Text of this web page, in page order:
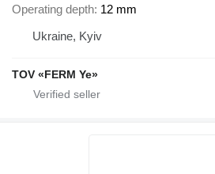
Operating depth 12 mm
Ukraine, Kyiv
TOV «FERM Ye»